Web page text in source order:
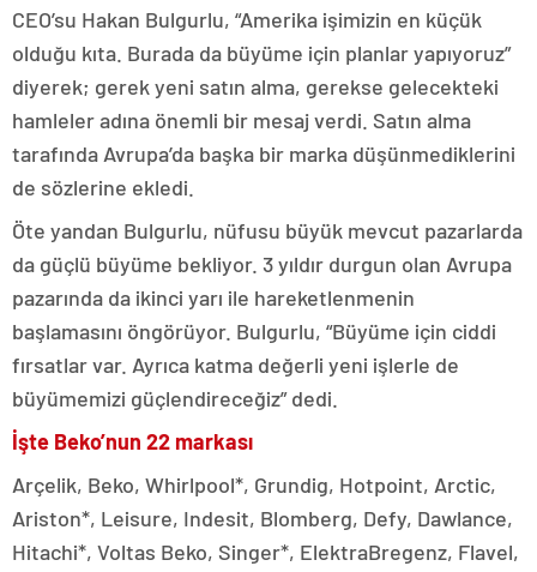
CEO’su Hakan Bulgurlu, “Amerika işimizin en küçük
olduğu kıta. Burada da büyüme için planlar yapıyoruz”
diyerek; gerek yeni satın alma, gerekse gelecekteki
hamleler adına önemli bir mesaj verdi. Satın alma
tarafında Avrupa’da başka bir marka düşünmediklerini
de sözlerine ekledi.
Öte yandan Bulgurlu, nüfusu büyük mevcut pazarlarda
da güçlü büyüme bekliyor. 3 yıldır durgun olan Avrupa
pazarında da ikinci yarı ile hareketlenmenin
başlamasını öngörüyor. Bulgurlu, “Büyüme için ciddi
fırsatlar var. Ayrıca katma değerli yeni işlerle de
büyümemizi güçlendireceğiz” dedi.
İşte Beko’nun 22 markası
Arçelik, Beko, Whirlpool*, Grundig, Hotpoint, Arctic,
Ariston*, Leisure, Indesit, Blomberg, Defy, Dawlance,
Hitachi*, Voltas Beko, Singer*, ElektraBregenz, Flavel,